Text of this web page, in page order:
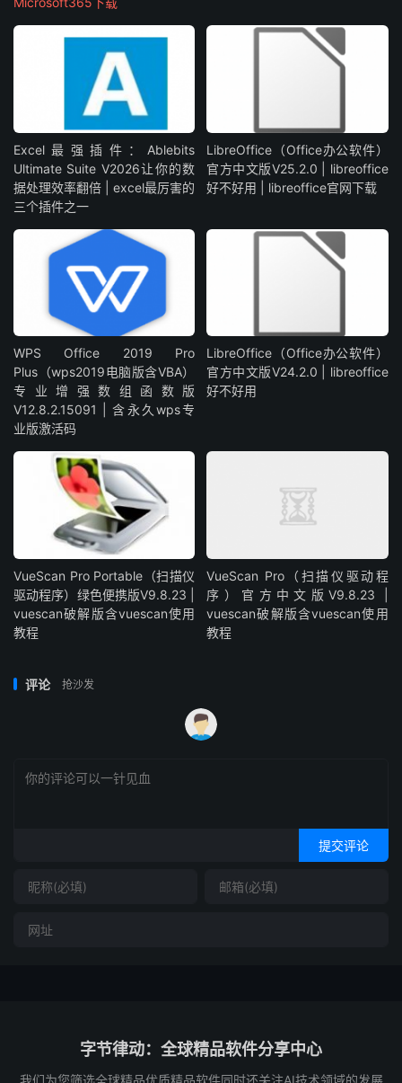
Excel最强插件：Ablebits
Ultimate Suite V2026让你的数
据处理效率翻倍 | excel最厉害的
三个插件之一
LibreOffice（Office办公软件）
官方中文版V25.2.0 | libreoffice
好不好用 | libreoffice官网下载
WPS Office 2019 Pro
Plus（wps2019电脑版含VBA）
专业增强数组函数版
V12.8.2.15091 | 含永久wps专
业版激活码
LibreOffice（Office办公软件）
官方中文版V24.2.0 | libreoffice
好不好用
VueScan Pro Portable（扫描仪
驱动程序）绿色便携版V9.8.23 |
vuescan破解版含vuescan使用
教程
VueScan Pro（扫描仪驱动程
序）官方中文版V9.8.23 |
vuescan破解版含vuescan使用
教程
评论 抢沙发
提交评论
字节律动：全球精品软件分享中心
我们为您筛选全球精品优质精品软件同时还关注AI技术领域的发展